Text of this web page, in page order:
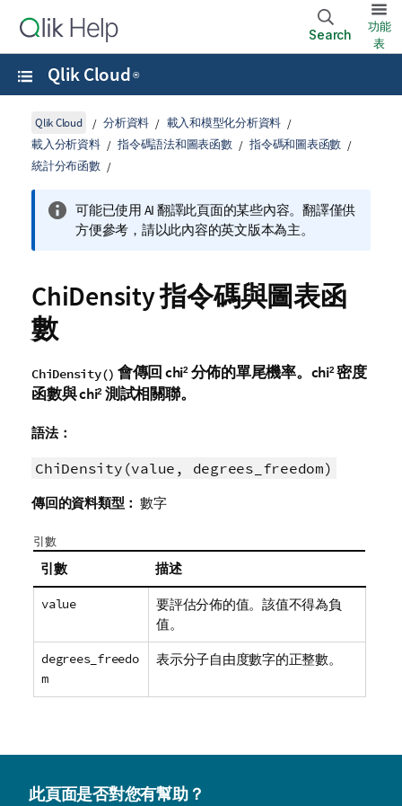
Search
功能
表
Qlik Cloud ®
Qlik Cloud 分析資料
載入和模型化分析資料
載入分析資料
指令碼語法和圖表函數
指令碼和圖表函數
統計分布函數
可能已使用 AI 翻譯此頁面的某些內容。翻譯僅供
方便參考，請以此內容的英文版本為主。
ChiDensity 指令碼與圖表函
數
ChiDensity() 會傳回 chi2分佈的單尾機率。chi2密度
函數與 chi2 測試相關聯。
語法：
ChiDensity(value, degrees_freedom)
傳回的資料類型： 數字
引數
引數 描述
value
要評估分佈的值。該值不得為負
值。
degrees_freedo
m
表示分子自由度數字的正整數。
此頁面是否對您有幫助？